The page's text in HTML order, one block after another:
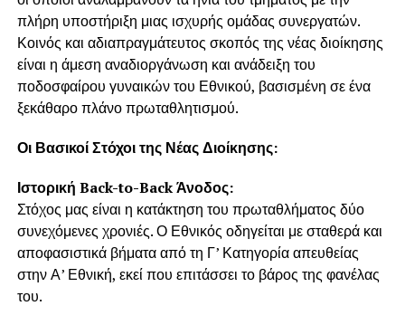
πλήρη υποστήριξη μιας ισχυρής ομάδας συνεργατών.
Κοινός και αδιαπραγμάτευτος σκοπός της νέας διοίκησης
είναι η άμεση αναδιοργάνωση και ανάδειξη του
ποδοσφαίρου γυναικών του Εθνικού, βασισμένη σε ένα
ξεκάθαρο πλάνο πρωταθλητισμού.
Οι Βασικοί Στόχοι της Νέας Διοίκησης:
Ιστορική Back-to-Back Άνοδος:
Στόχος μας είναι η κατάκτηση του πρωταθλήματος δύο
συνεχόμενες χρονιές. Ο Εθνικός οδηγείται με σταθερά και
αποφασιστικά βήματα από τη Γ’ Κατηγορία απευθείας
στην Α’ Εθνική, εκεί που επιτάσσει το βάρος της φανέλας
του.